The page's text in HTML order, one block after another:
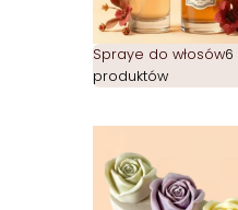
Spraye do włosów6
produktów